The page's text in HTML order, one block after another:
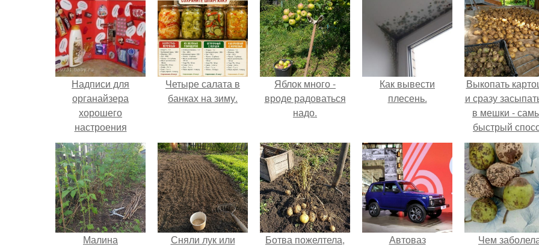
Надписи для
органайзера
хорошего
настроения
распечатать. Идеи
"Органайзеров
Хорошего
Настроения" с
примерами
подарочков.
Четыре салата в
банках на зиму.
Яблок много -
вроде радоваться
надо.
Как вывести
плесень.
Выкопать
и сразу
в мешки -
быстрый
спрятать
урожаем
порезы и
клубни.
Малина
Сняли лук или
Ботва пожелтела,
Автоваз
Чем